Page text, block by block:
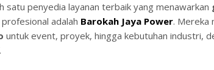
satu penyedia layanan terbaik yang menawarkan
adalah Barokah Jaya Power. Mereka
untuk event, proyek, hingga kebutuhan industri,